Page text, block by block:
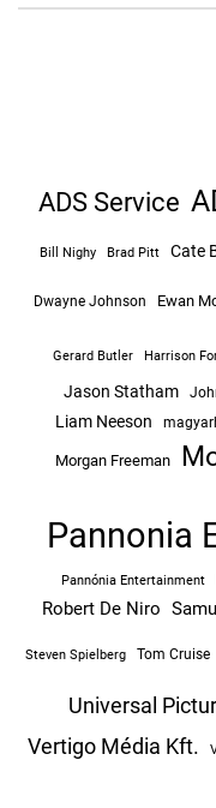
ADS Service
Bill Nighy Brad Pitt Cate
Dwayne Johnson Ewan
Gerard Butler Harrison
Jason Statham
Liam Neeson
Morgan Freeman
Pannonia
Pannónia Entertainment
Robert De Niro
Steven Spielberg Tom Cruise
Universal
Vertigo Média Kft.